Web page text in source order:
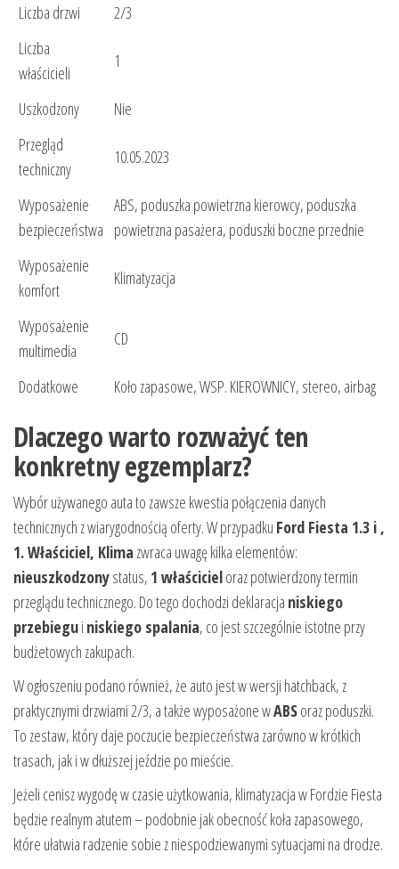
Liczba drzwi
2/3
Liczba
właścicieli
1
Uszkodzony
Nie
Przegląd
techniczny
10.05.2023
Wyposażenie
bezpieczeństwa
ABS, poduszka powietrzna kierowcy, poduszka
powietrzna pasażera, poduszki boczne przednie
Wyposażenie
komfort
Klimatyzacja
Wyposażenie
multimedia
CD
Dodatkowe Koło zapasowe, WSP. KIEROWNICY, stereo, airbag
Dlaczego warto rozważyć ten
konkretny egzemplarz?
Wybór używanego auta to zawsze kwestia połączenia danych
technicznych z wiarygodnością oferty. W przypadku Ford Fiesta 1.3 i ,
1. Właściciel, Klima zwraca uwagę kilka elementów:
nieuszkodzonystatus, 1 właścicieloraz potwierdzony termin
przeglądu technicznego. Do tego dochodzi deklaracja niskiego
przebiegui niskiego spalania, co jest szczególnie istotne przy
budżetowych zakupach.
W ogłoszeniu podano również, że auto jest w wersji hatchback, z
praktycznymi drzwiami 2/3, a także wyposażone wABSoraz poduszki.
To zestaw, który daje poczucie bezpieczeństwa zarówno w krótkich
trasach, jak i w dłuższej jeździe po mieście.
Jeżeli cenisz wygodę w czasie użytkowania, klimatyzacja w Fordzie Fiesta
będzie realnym atutem – podobnie jak obecność koła zapasowego,
które ułatwia radzenie sobie z niespodziewanymi sytuacjami na drodze.